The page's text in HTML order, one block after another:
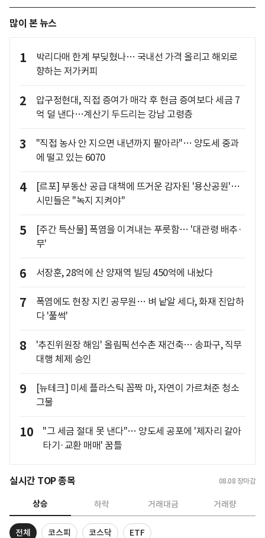
많이 본 뉴스
1
박리다매 한계 부딪혔나… 국내선 가격 올리고 해외로
향하는 저가커피
2
압구정현대, 직접 증여가 매각 후 현금 증여보다 세금 7
억 덜 낸다…계산기 두드리는 강남 고령층
3
"직접 농사 안 지으면 내년까지 팔아라"… 양도세 중과
에 떨고 있는 6070
4
[르포] 부동산 공급 대책에 뜨거운 감자된 '용산공원'…
시민들은 "녹지 지켜야"
5
[주간 특산물] 폭염을 이겨내는 푸릇함… '대관령 배추·
무'
6 서장훈, 28억에 산 양재역 빌딩 450억에 내놨다
7
폭염에도 현장 지킨 공무원… 벼 낱알 세다, 화재 진압하
다 '풀썩'
8
'추진위원장 해임' 올림픽선수촌 재건축… 송파구, 직무
대행 체제 승인
9
[뉴테크] 미세 플라스틱 꼼짝 마, 자연이 가르쳐준 청소
그물
10
"그 세금 절대 못 낸다"… 양도세 공포에 '제자리 갈아
타기·교환 매매' 꿈틀
실시간 TOP 종목 08.08 장마감
상승 하락 거래대금 거래량
전체 코스피 코스닥 ETF